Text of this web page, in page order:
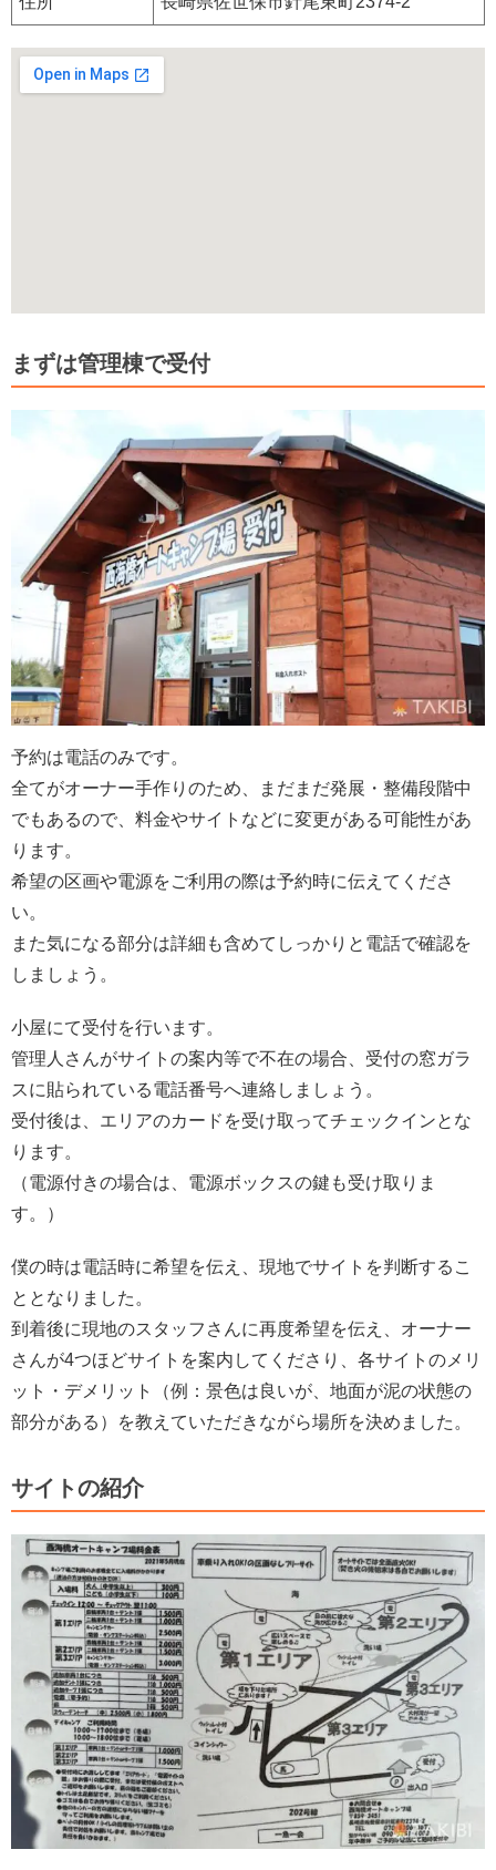
まずは管理棟で受付
予約は電話のみです。
全てがオーナー手作りのため、まだまだ発展・整備段階中
でもあるので、料金やサイトなどに変更がある可能性があ
ります。
希望の区画や電源をご利用の際は予約時に伝えてくださ
い。
また気になる部分は詳細も含めてしっかりと電話で確認を
しましょう。
小屋にて受付を行います。
管理人さんがサイトの案内等で不在の場合、受付の窓ガラ
スに貼られている電話番号へ連絡しましょう。
受付後は、エリアのカードを受け取ってチェックインとな
ります。
（電源付きの場合は、電源ボックスの鍵も受け取りま
す。）
僕の時は電話時に希望を伝え、現地でサイトを判断するこ
ととなりました。
到着後に現地のスタッフさんに再度希望を伝え、オーナー
さんが4つほどサイトを案内してくださり、各サイトのメリ
ット・デメリット（例：景色は良いが、地面が泥の状態の
部分がある）を教えていただきながら場所を決めました。
サイトの紹介